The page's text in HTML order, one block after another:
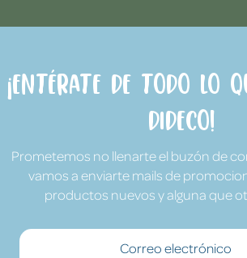
¡Entérate de todo lo
Dideco!
Prometemos no llenarte el buzón de
vamos a enviarte mails de
productos nuevos y alguna que